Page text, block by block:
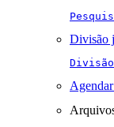
Divisão